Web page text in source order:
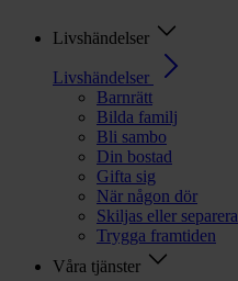
Livshändelser
Livshändelser
Barnrätt
Bilda familj
Bli sambo
Din bostad
Gifta sig
När någon dör
Skiljas eller separera
Trygga framtiden
Våra tjänster